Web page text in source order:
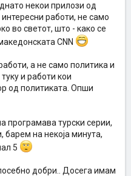
некои прилози од
работи, не само
во светот, што - како се
CNN
а не само политика и
и работи кои
од политиката. Опши
програмава турски серии,
на некоја минута,
5
добри.. Досега имам